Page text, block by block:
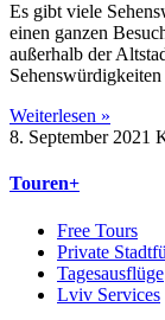
Es gibt viele
einen ganzen
außerhalb der
Sehenswürdigkeiten
Weiterlesen »
8. September 2021
Touren+
Free Tours
Private
Tagesausflüge
Lviv Services